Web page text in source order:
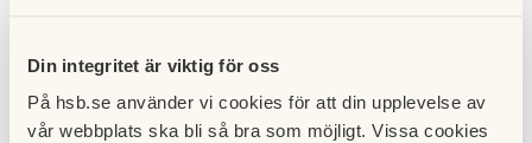
Din integritet är viktig för oss
På hsb.se använder vi cookies för att din upplevelse av
vår webbplats ska bli så bra som möjligt. Vissa cookies
området.
3. Uppmuntra medlemmarna att engagera sig, ha koll
på omgivningarna och rapportera misstänkta